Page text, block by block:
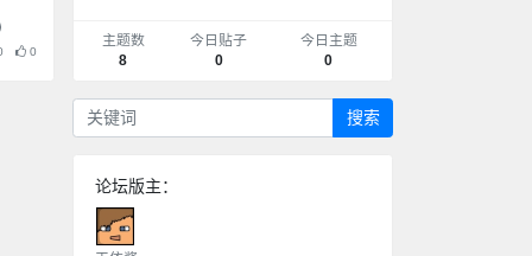
0
主题数
8
今日贴子
0
今日主题
0
搜索
论坛版主：